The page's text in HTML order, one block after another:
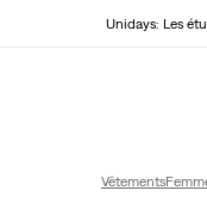
Unidays: Les
Politique de livraison
Vêtements